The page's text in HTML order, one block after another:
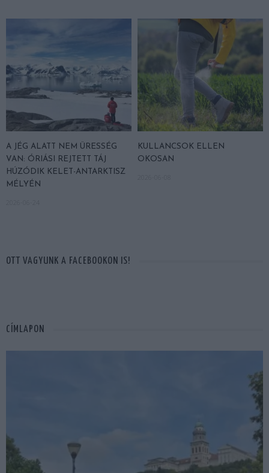
A JÉG ALATT NEM ÜRESSÉG
VAN: ÓRIÁSI REJTETT TÁJ
HÚZÓDIK KELET-ANTARKTISZ
MÉLYÉN
KULLANCSOK ELLEN
OKOSAN
OTT VAGYUNK A FACEBOOKON IS!
CÍMLAPON